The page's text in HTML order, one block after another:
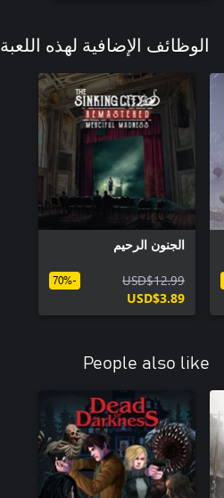
الوظائف الإضافية لهذه اللعبة
الجنون الرحيم
USD$12.99
USD$3.89
-70%
People also like